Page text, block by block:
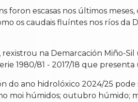
foron escasas nos últimos
os caudais fluíntes nos ríos
na Demarcación Miño-
1980/81 - 2017/18 que presenta
do ano hidrolóxico 2024/25
moi húmidos; outubro húmido;